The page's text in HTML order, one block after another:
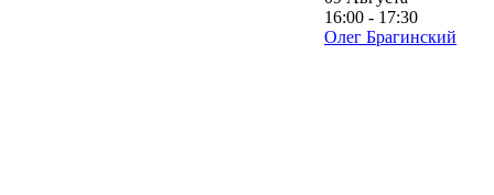
16:00 - 17:30
Олег Брагинский